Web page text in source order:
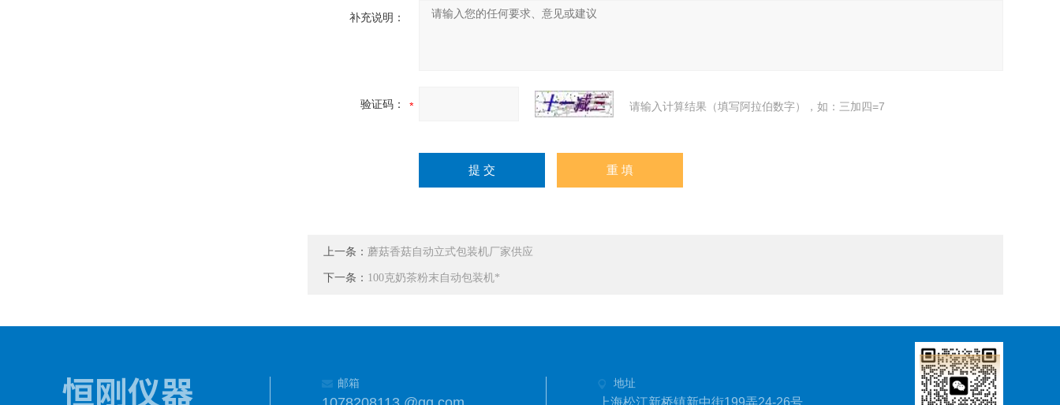
补充说明：
验证码： 请输入计算结果（填写阿拉伯数字），如：三加四=7
上一条： 蘑菇香菇自动立式包装机厂家供应
下一条： 100克奶茶粉末自动包装机*
邮箱 地址
上海松江新桥镇新中街199弄24-26号